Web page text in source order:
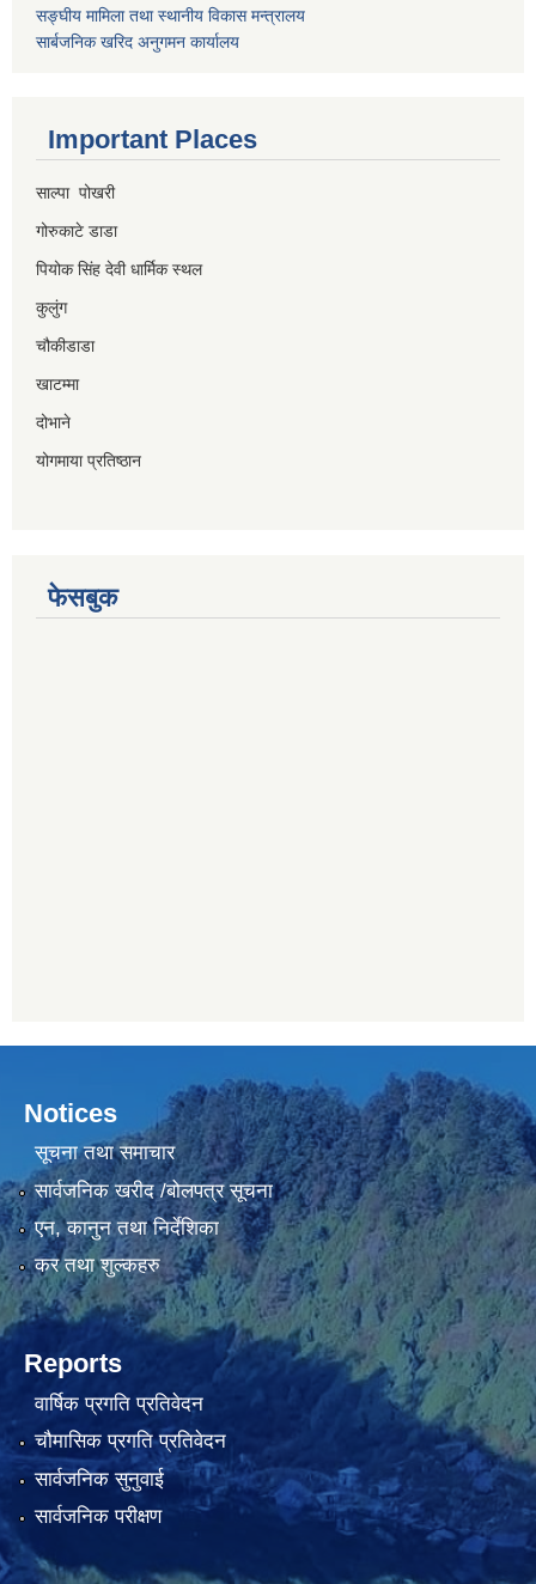
सङ्घीय मामिला तथा स्थानीय विकास मन्त्रालय
सार्बजनिक खरिद अनुगमन कार्यालय
Important Places
साल्पा पोखरी
गोरुकाटे डाडा
पियोक सिंह देवी धार्मिक स्थल
कुलुंग
चौकीडाडा
खाटम्मा
दोभाने
योगमाया प्रतिष्ठान
फेसबुक
Notices
सूचना तथा समाचार
सार्वजनिक खरीद /बोलपत्र सूचना
एन, कानुन तथा निर्देशिका
कर तथा शुल्कहरु
Reports
वार्षिक प्रगति प्रतिवेदन
चौमासिक प्रगति प्रतिवेदन
सार्वजनिक सुनुवाई
सार्वजनिक परीक्षण